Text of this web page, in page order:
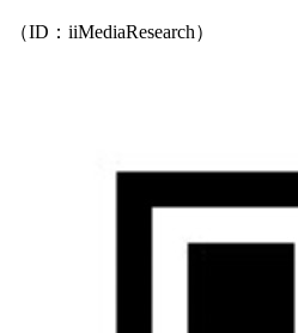
（ID：iiMediaResearch）